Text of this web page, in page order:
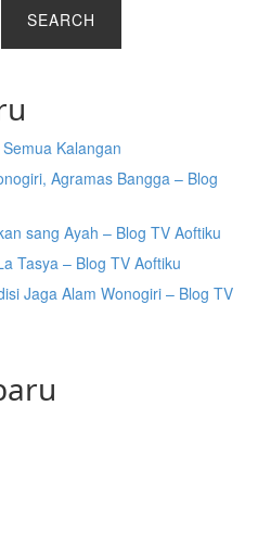
SEARCH
Kalangan
Agramas Bangga – Blog
sang Ayah – Blog TV Aoftiku
Tasya – Blog TV Aoftiku
Jaga Alam Wonogiri – Blog TV